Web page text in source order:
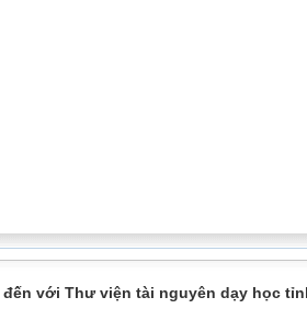
với Thư viện tài nguyên dạy học